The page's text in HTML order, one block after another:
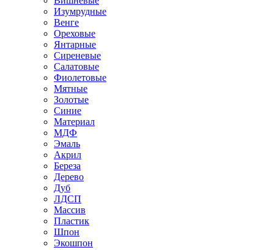
Изумрудные
Венге
Ореховые
Янтарные
Сиреневые
Салатовые
Фиолетовые
Мятные
Золотые
Синие
Материал
МДФ
Эмаль
Акрил
Береза
Дерево
Дуб
ЛДСП
Массив
Пластик
Шпон
Экошпон